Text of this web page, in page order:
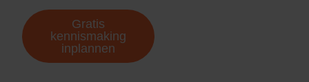
Gratis
kennismaking
inplannen